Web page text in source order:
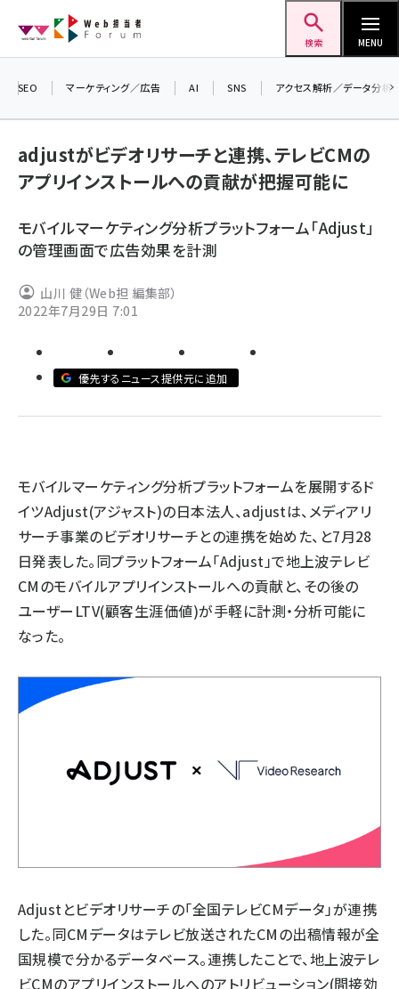
ン
検索 MENU
ai (2804)
note (2312)
z世代 (1622)
SEO マーケティング／広告 AI SNS アクセス解析／データ分析
adjustがビデオリサーチと連携、テレビCMの
アプリインストールへの貢献が把握可能に
モバイルマーケティング分析プラットフォーム「Adjust」
の管理画面で広告効果を計測
山川 健（Web担 編集部）
2022年7月29日 7:01
優先するニュース提供元に追加
モバイルマーケティング分析プラットフォームを展開するド
イツAdjust(アジャスト)の日本法人、adjustは、メディアリ
サーチ事業のビデオリサーチとの連携を始めた、と7月28
日発表した。同プラットフォーム「Adjust」で地上波テレビ
CMのモバイルアプリインストールへの貢献と、その後の
ユーザーLTV(顧客生涯価値)が手軽に計測・分析可能に
なった。
Adjustとビデオリサーチの「全国テレビCMデータ」が連携
した。同CMデータはテレビ放送されたCMの出稿情報が全
国規模で分かるデータベース。連携したことで、地上波テレ
ビCMのアプリインストールへのアトリビューション(間接効